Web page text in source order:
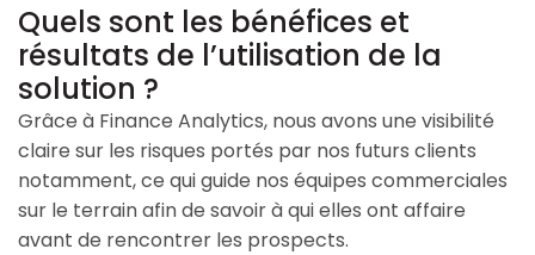
Quels sont les bénéfices et
résultats de l’utilisation de la
solution ?
Grâce à Finance Analytics, nous avons une visibilité
claire sur les risques portés par nos futurs clients
notamment, ce qui guide nos équipes commerciales
sur le terrain afin de savoir à qui elles ont affaire
avant de rencontrer les prospects.